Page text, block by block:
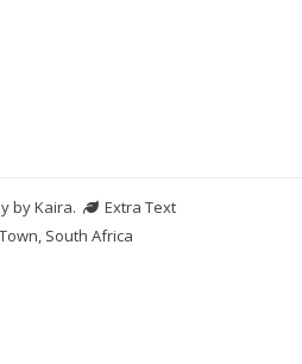
byKaira.
Extra Text
South Africa